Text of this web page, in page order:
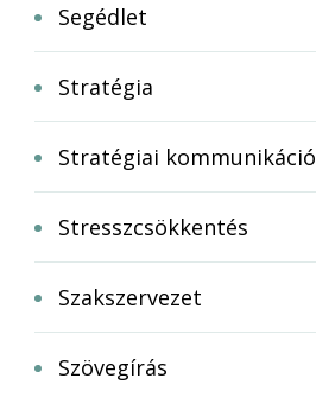
Segédlet
Stratégia
Stratégiai kommunikáció
Stresszcsökkentés
Szakszervezet
Szövegírás